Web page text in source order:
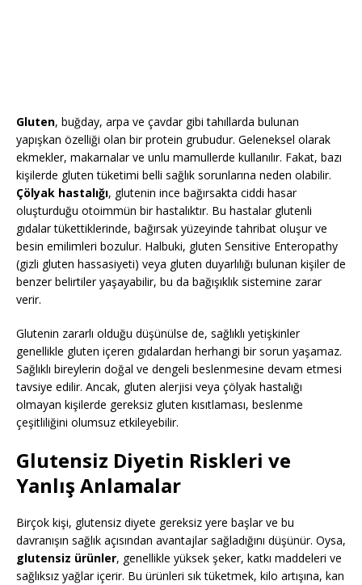
Gluten, buğday, arpa ve çavdar gibi tahıllarda bulunan
yapışkan özelliği olan bir protein grubudur. Geleneksel olarak
ekmekler, makarnalar ve unlu mamullerde kullanılır. Fakat, bazı
kişilerde gluten tüketimi belli sağlık sorunlarına neden olabilir.
Çölyak hastalığı, glutenin ince bağırsakta ciddi hasar
oluşturduğu otoimmün bir hastalıktır. Bu hastalar glutenli
gıdalar tükettiklerinde, bağırsak yüzeyinde tahribat oluşur ve
besin emilimleri bozulur. Halbuki, gluten Sensitive Enteropathy
(gizli gluten hassasiyeti) veya gluten duyarlılığı bulunan kişiler de
benzer belirtiler yaşayabilir, bu da bağışıklık sistemine zarar
verir.
Glutenin zararlı olduğu düşünülse de, sağlıklı yetişkinler
genellikle gluten içeren gıdalardan herhangi bir sorun yaşamaz.
Sağlıklı bireylerin doğal ve dengeli beslenmesine devam etmesi
tavsiye edilir. Ancak, gluten alerjisi veya çölyak hastalığı
olmayan kişilerde gereksiz gluten kısıtlaması, beslenme
çeşitliliğini olumsuz etkileyebilir.
Glutensiz Diyetin Riskleri ve
Yanlış Anlamalar
Birçok kişi, glutensiz diyete gereksiz yere başlar ve bu
davranışın sağlık açısından avantajlar sağladığını düşünür. Oysa,
glutensiz ürünler, genellikle yüksek şeker, katkı maddeleri ve
sağlıksız yağlar içerir. Bu ürünleri sık tüketmek, kilo artışına, kan